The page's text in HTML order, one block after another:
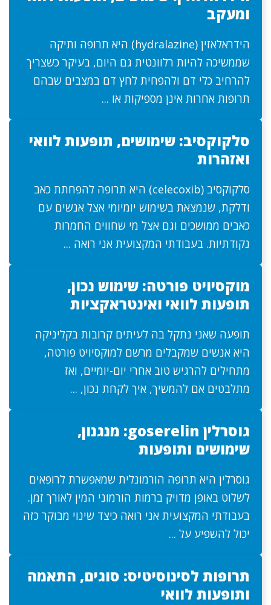
ומעקב
הידראלאזין (hydralazine) היא תרופה ותיקה
שממשיכה להיות רלוונטית גם היום, בעיקר כשצריך
להרחיב כלי דם ולהפחית לחץ דם במצבים שבהם
תרופות אחרות אינן מספיקות או ...
סלקוקסיב: שימושים, תופעות לוואי
ואזהרות
סלקוקסיב (celecoxib) היא תרופה להפחתת כאב
ודלקת, שנמצאת בשימוש יומיומי אצל אנשים עם
כאבים ממושכים וגם אצל מי שחווים החמרות
נקודתיות. בעבודתי המקצועית אני רואה ...
מוקסיויט פורטה: שימוש נכון,
תופעות לוואי ואינטראקציות
תופעה שאני נתקל בה לעיתים קרובות בקליניקה
היא אנשים שמקבלים מרשם למוקסיויט פורטה,
מתחילים להרגיש טוב אחרי יום-יומיים, ואז
מתלבטים אם להמשיך, איך לקחת נכון, ...
גוסרלין goserelin: מנגנון,
שימושים ותופעות
גוסרלין היא תרופה הורמונלית שמאפשרת לרופאים
לשלוט באופן מדויק ברמות הורמוני המין לאורך זמן.
בעבודתי המקצועית אני רואה כיצד שינוי מבוקר כזה
יכול להשפיע על ...
תרופות לסינוסיטיס: סוגים, התאמה
ותופעות לוואי